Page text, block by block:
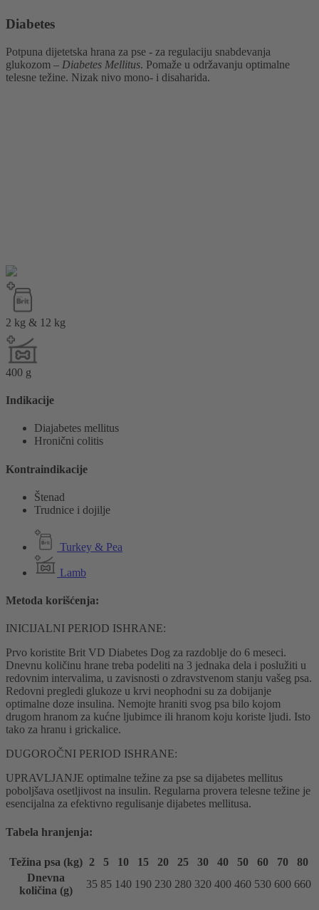
Diabetes
Potpuna dijetetska hrana za pse - za regulaciju snabdevanja
glukozom – Diabetes Mellitus. Pomaže u održavanju optimalne
telesne težine. Nizak nivo mono- i disaharida.
2 kg & 12 kg
400 g
Indikacije
Diajabetes mellitus
Hronični colitis
Kontraindikacije
Štenad
Trudnice i dojilje
Turkey & Pea
Lamb
Metoda korišćenja:
INICIJALNI PERIOD ISHRANE:
Prvo koristite Brit VD Diabetes Dog za razdoblje do 6 meseci.
Dnevnu količinu hrane treba podeliti na 3 jednaka dela i poslužiti u
redovnim intervalima, u zavisnosti o zdravstvenom stanju vašeg psa.
Redovni pregledi glukoze u krvi neophodni su za dobijanje
optimalne doze insulina. Nemojte hraniti svog psa bilo kojom
drugom hranom za kućne ljubimce ili hranom koju koriste ljudi. Isto
tako za hranu i grickalice.
DUGOROČNI PERIOD ISHRANE:
UPRAVLJANJE optimalne težine za pse sa dijabetes mellitus
poboljšava osetljivost na insulin. Regularna provera telesne težine je
esencijalna za efektivno regulisanje dijabetes mellitusa.
Tabela hranjenja:
Težina psa (kg) 2 5 10 15 20 25 30 40 50 60 70
80
Dnevna
količina (g)
35 85 140 190 230 280 320 400 460 530 600 660